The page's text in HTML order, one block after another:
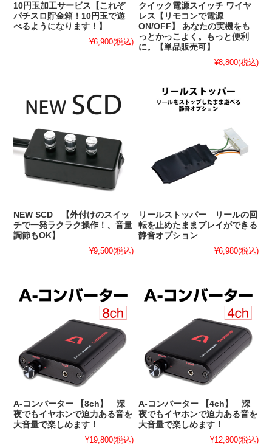
10円玉加工サービス【これぞ
パチスロ貯金箱！10円玉で遊
べるようになります！】
¥6,900(税込)
クイック電源スイッチ ワイヤ
レス【リモコンで電源
ON/OFF】 あなたの実機をも
っとかっこよく。もっと便利
に。【単品販売可】
¥8,800(税込)
NEW SCD 【外付けのスイッ
チで一発ラクラク操作！、音量
調節もOK】
¥9,500(税込)
リールストッパー リールの回
転を止めたままプレイができる
静音オプション
¥6,980(税込)
A-コンバーター 【8ch】 深
夜でもイヤホンで迫力ある音を
大音量で楽しめます！
¥19,800(税込)
A-コンバーター 【4ch】 深
夜でもイヤホンで迫力ある音を
大音量で楽しめます！
¥12,800(税込)